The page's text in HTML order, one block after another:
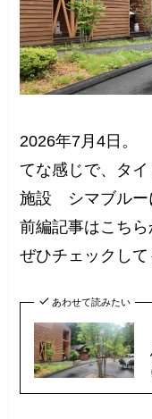
2026年7月4日。
てな感じで、タ
施設 シマブルー
前編記事はこちら
ぜひチェックして
あわせて読みたい